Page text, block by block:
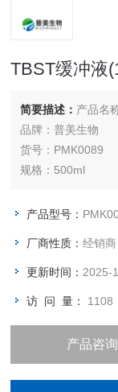
TBST缓冲液
简要描述： 产品名
品牌：普美生物
货号：PMK0089
规格：500ml
产品型号：
厂商性质：经销商
更新时间： 2025-
访 问 量： 1108
产品咨询